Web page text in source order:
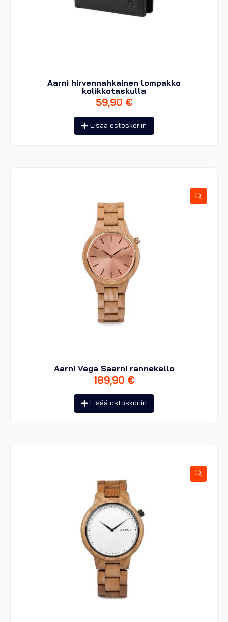
Aarni hirvennahkainen lompakko
kolikkotaskulla
59,90 €
Lisää ostoskoriin
Aarni Vega Saarni rannekello
189,90 €
Lisää ostoskoriin